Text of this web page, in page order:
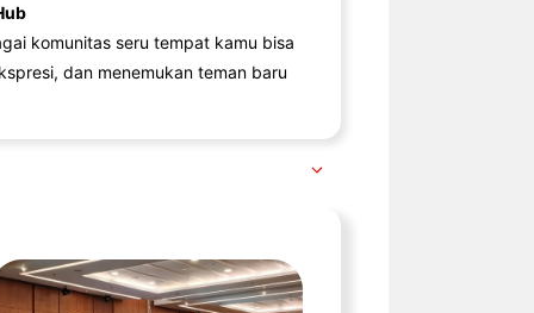
komunitas seru tempat kamu bisa
dan menemukan teman baru